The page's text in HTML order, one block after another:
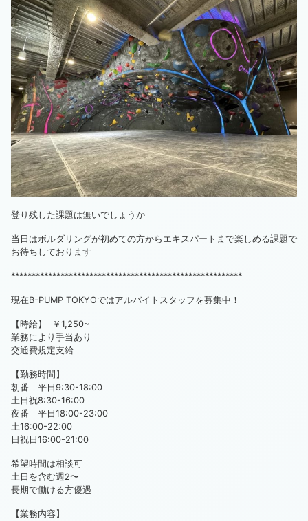
登り残した課題は無いでしょうか
当日はボルダリングが初めての方からエキスパートまで楽しめる課題で
お待ちしております
********************************************************
現在B-PUMP TOKYOではアルバイトスタッフを募集中！
【時給】 ￥1,250~
業務により手当あり
交通費規定支給
【勤務時間】
朝番 平日9:30-18:00
土日祝8:30-16:00
夜番 平日18:00-23:00
土16:00-22:00
日祝日16:00-21:00
希望時間は相談可
土日を含む週2〜
長期で働ける方優遇
【業務内容】